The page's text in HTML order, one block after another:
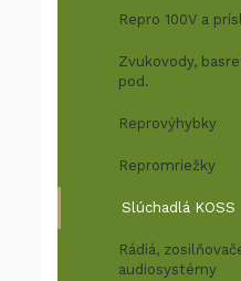
Repro 100V a
Zvukovody,
pod.
Reprovýhybky
Repromriežky
Slúchadlá KOSS
Rádiá,
audiosystémy